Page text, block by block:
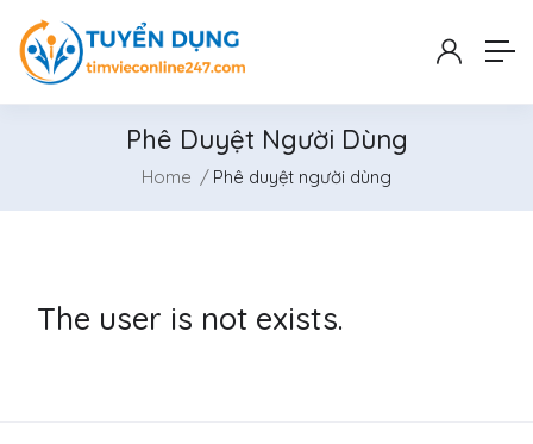
Phê Duyệt Người Dùng
Home Phê duyệt người dùng
The user is not exists.